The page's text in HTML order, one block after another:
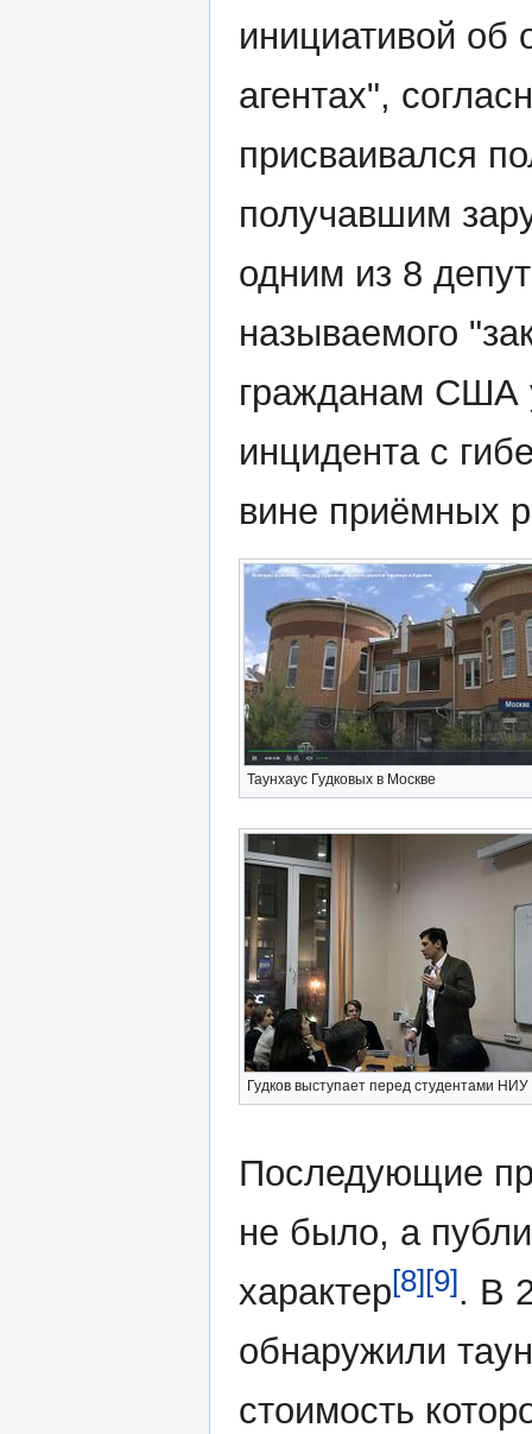
инициативой об
агентах",
присваивался
получавшим
одним из 8
называемого
гражданам США
инцидента с
вине приёмных
Таунхаус Гудковых в Москве
Гудков выступает перед студентами
Последующие
не было, а
характер[8][9]. В
обнаружили
стоимость